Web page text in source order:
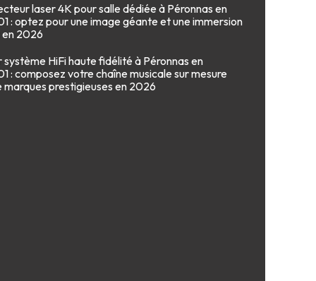
laser 4K pour salle dédiée à Péronnas en
: optez pour une image géante et une immersion
2026
HiFi haute fidélité à Péronnas en
: composez votre chaîne musicale sur mesure
prestigieuses en 2026